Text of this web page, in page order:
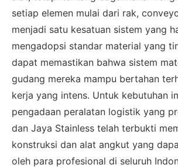
setiap elemen mulai dari rak,
menjadi satu kesatuan sistem yang
mengadopsi standar material yang
dapat memastikan bahwa sistem
gudang mereka mampu bertahan
kerja yang intens. Untuk kebutuhan
pengadaan peralatan logistik yang
dan Jaya Stainless telah terbukti
konstruksi dan alat angkut yang
oleh para profesional di seluruh
62811893101